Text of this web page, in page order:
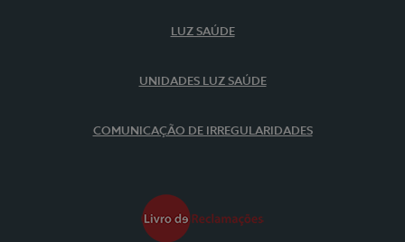
LUZ SAÚDE
UNIDADES LUZ SAÚDE
COMUNICAÇÃO DE IRREGULARIDADES